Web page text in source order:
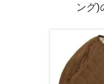
ング)